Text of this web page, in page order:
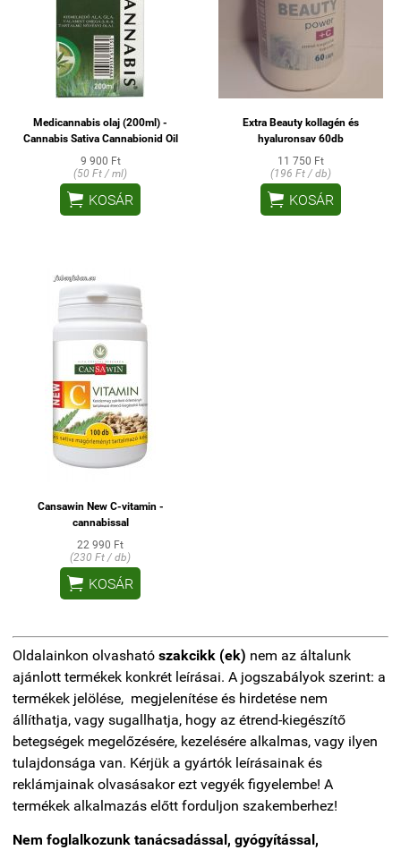
Medicannabis olaj (200ml) -
Cannabis Sativa Cannabionid Oil
9 900 Ft
(50 Ft / ml)
 KOSÁR
Extra Beauty kollagén és
hyaluronsav 60db
11 750 Ft
(196 Ft / db)
 KOSÁR
Cansawin New C-vitamin -
cannabissal
22 990 Ft
(230 Ft / db)
 KOSÁR
Oldalainkon olvasható szakcikk (ek) nem az általunk
ajánlott termékek konkrét leírásai. A jogszabályok szerint: a
termékek jelölése, megjelenítése és hirdetése nem
állíthatja, vagy sugallhatja, hogy az étrend-kiegészítő
betegségek megelőzésére, kezelésére alkalmas, vagy ilyen
tulajdonsága van. Kérjük a gyártók leírásainak és
reklámjainak olvasásakor ezt vegyék figyelembe! A
termékek alkalmazás előtt forduljon szakemberhez!
Nem foglalkozunk tanácsadással, gyógyítással,